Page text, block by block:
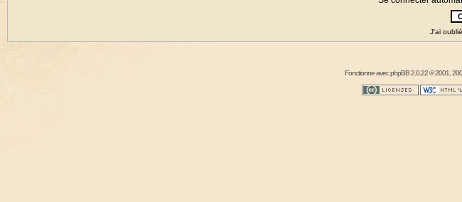
J'ai
Fonctionne avecphpBB2.0.22 © 2001,